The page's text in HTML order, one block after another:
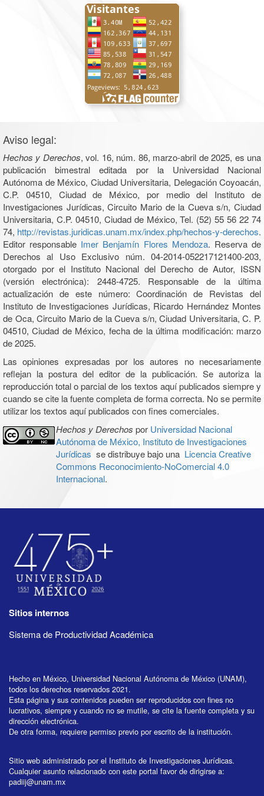
Aviso legal:
Hechos y Derechos, vol. 16, núm. 86, marzo-abril de 2025, es una
publicación bimestral editada por la Universidad Nacional
Autónoma de México, Ciudad Universitaria, Delegación Coyoacán,
C.P. 04510, Ciudad de México, por medio del Instituto de
Investigaciones Jurídicas, Circuito Mario de la Cueva s/n, Ciudad
Universitaria, C.P. 04510, Ciudad de México, Tel. (52) 55 56 22 74
74, http://revistas.juridicas.unam.mx/index.php/hechos-y-derechos.
Editor responsable Imer Benjamín Flores Mendoza. Reserva de
Derechos al Uso Exclusivo núm. 04-2014-052217121400-203,
otorgado por el Instituto Nacional del Derecho de Autor, ISSN
(versión electrónica): 2448-4725. Responsable de la última
actualización de este número: Coordinación de Revistas del
Instituto de Investigaciones Jurídicas, Ricardo Hernández Montes
de Oca, Circuito Mario de la Cueva s/n, Ciudad Universitaria, C. P.
04510, Ciudad de México, fecha de la última modificación: marzo
de 2025.
Las opiniones expresadas por los autores no necesariamente
reflejan la postura del editor de la publicación. Se autoriza la
reproducción total o parcial de los textos aquí publicados siempre y
cuando se cite la fuente completa de forma correcta. No se permite
utilizar los textos aquí publicados con fines comerciales.
Hechos y Derechos por Universidad Nacional
Autónoma de México, Instituto de Investigaciones
Jurídicas se distribuye bajo una Licencia Creative
Commons Reconocimiento-NoComercial 4.0
Internacional.
Sitios internos
Sistema de Productividad Académica
Hecho en México, Universidad Nacional Autónoma de México (UNAM),
todos los derechos reservados 2021.
Esta página y sus contenidos pueden ser reproducidos con fines no
lucrativos, siempre y cuando no se mutile, se cite la fuente completa y su
dirección electrónica.
De otra forma, requiere permiso previo por escrito de la institución.
Sitio web administrado por el Instituto de Investigaciones Jurídicas.
Cualquier asunto relacionado con este portal favor de dirigirse a:
padiij@unam.mx